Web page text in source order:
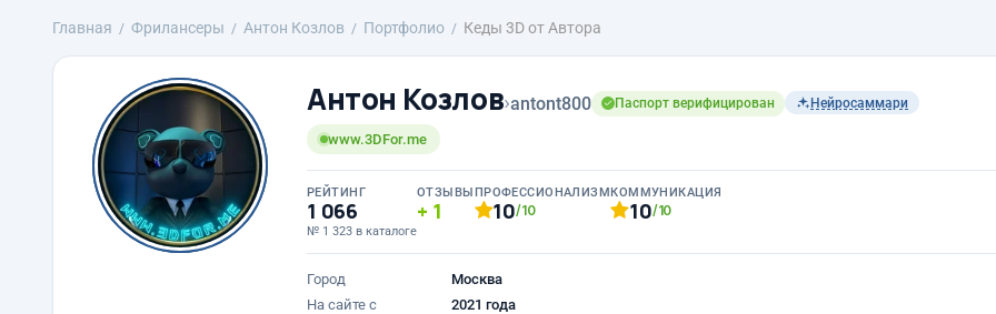
Главная Фрилансеры Антон Козлов Портфолио Кеды 3D от Автора
Антон Козлов›antont800 Паспорт верифицирован Нейросаммари
www.3DFor.me
РЕЙТИНГ
1 066
№ 1 323 в каталоге
ОТЗЫВЫ
1
ПРОФЕССИОНАЛИЗМ
10/10
КОММУНИКАЦИЯ
10/10
Город
Москва
На сайте с
2021 года